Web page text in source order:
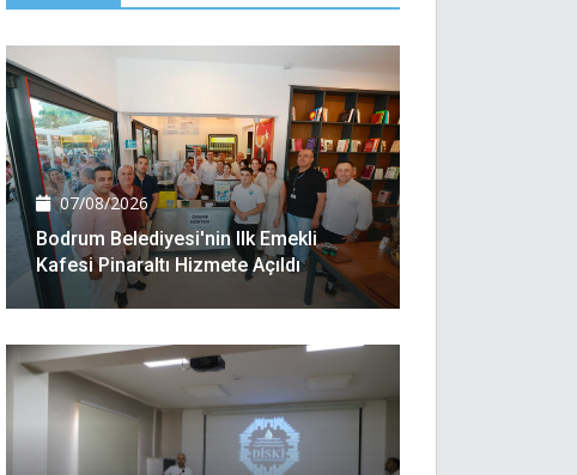
07/08/2026
Bodrum Belediyesi'nin Ilk Emekli
Kafesi Pinaraltı Hizmete Açıldı